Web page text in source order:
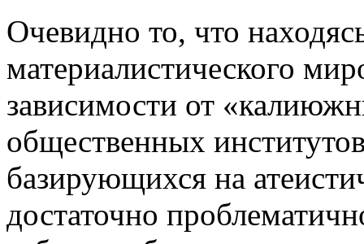
Очевидно то, что
материалистического
зависимости от
общественных
базирующихся на
достаточно